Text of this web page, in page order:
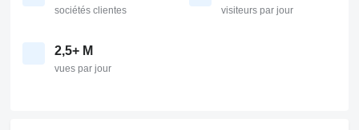
sociétés clientes visiteurs par jour
2,5+ M
vues par jour